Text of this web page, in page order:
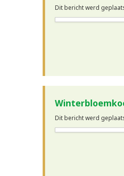
Dit bericht werd
Dit bericht werd